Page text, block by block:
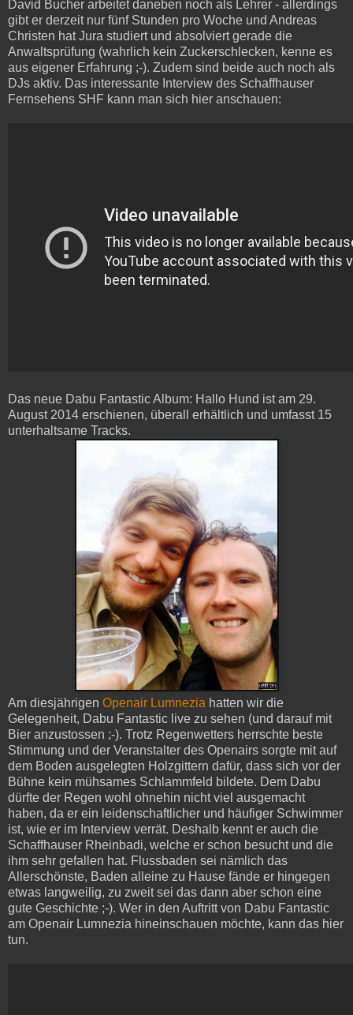
David Bucher arbeitet daneben noch als Lehrer - allerdings
gibt er derzeit nur fünf Stunden pro Woche und Andreas
Christen hat Jura studiert und absolviert gerade die
Anwaltsprüfung (wahrlich kein Zuckerschlecken, kenne es
aus eigener Erfahrung ;-). Zudem sind beide auch noch als
DJs aktiv. Das interessante Interview des Schaffhauser
Fernsehens SHF kann man sich hier anschauen:
Das neue Dabu Fantastic Album: Hallo Hund ist am 29.
August 2014 erschienen, überall erhältlich und umfasst 15
unterhaltsame Tracks.
Am diesjährigen Openair Lumnezia hatten wir die
Gelegenheit, Dabu Fantastic live zu sehen (und darauf mit
Bier anzustossen ;-). Trotz Regenwetters herrschte beste
Stimmung und der Veranstalter des Openairs sorgte mit auf
dem Boden ausgelegten Holzgittern dafür, dass sich vor der
Bühne kein mühsames Schlammfeld bildete. Dem Dabu
dürfte der Regen wohl ohnehin nicht viel ausgemacht
haben, da er ein leidenschaftlicher und häufiger Schwimmer
ist, wie er im Interview verrät. Deshalb kennt er auch die
Schaffhauser Rheinbadi, welche er schon besucht und die
ihm sehr gefallen hat. Flussbaden sei nämlich das
Allerschönste, Baden alleine zu Hause fände er hingegen
etwas langweilig, zu zweit sei das dann aber schon eine
gute Geschichte ;-). Wer in den Auftritt von Dabu Fantastic
am Openair Lumnezia hineinschauen möchte, kann das hier
tun.